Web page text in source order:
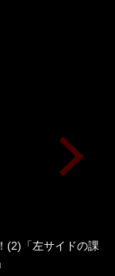
(2)「左サイドの課